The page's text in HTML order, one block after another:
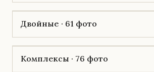
Двойные · 61 фото
Комплексы · 76 фото